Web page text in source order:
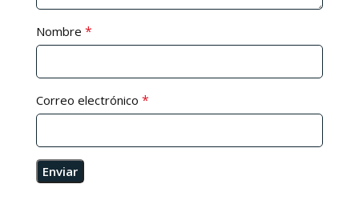
Nombre *
Correo electrónico *